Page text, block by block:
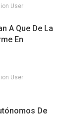
User
A Que De La
En
User
De